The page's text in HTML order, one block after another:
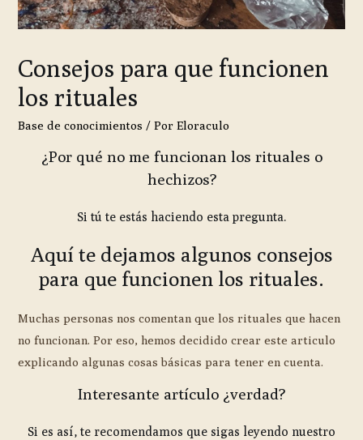
Consejos para que funcionen
los rituales
Base de conocimientos / PorEloraculo
¿Por qué no me funcionan los rituales o
hechizos?
Si tú te estás haciendo esta pregunta.
Aquí te dejamos algunos consejos
para que funcionen los rituales.
Muchas personas nos comentan que los rituales que hacen
no funcionan. Por eso, hemos decidido crear este articulo
explicando algunas cosas básicas para tener en cuenta.
Interesante artículo ¿verdad?
Si es así, te recomendamos que sigas leyendo nuestro